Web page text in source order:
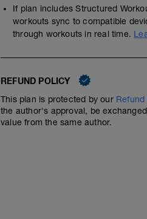
If plan includes Structured
workouts sync to compatible
through workouts in real time.
REFUND POLICY
This plan is protected by our Refund
the author's approval, be
value from the same author.